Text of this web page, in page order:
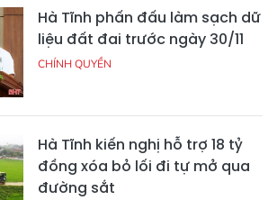
Hà Tĩnh phấn đấu làm sạch dữ
liệu đất đai trước ngày 30/11
CHÍNH QUYỀN
Hà Tĩnh kiến nghị hỗ trợ 18 tỷ
đồng xóa bỏ lối đi tự mở qua
đường sắt